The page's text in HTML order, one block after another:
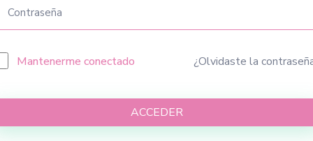
Mantenerme conectado ¿Olvidaste la
ACCEDER